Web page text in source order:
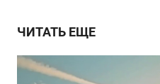
ЧИТАТЬ ЕЩЕ